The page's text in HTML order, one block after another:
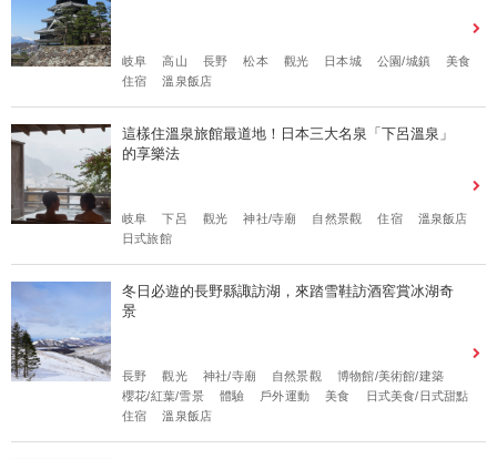
岐阜 高山 長野 松本 觀光 日本城 公園/城鎮
美食
住宿
溫泉飯店
這樣住溫泉旅館最道地！日本三大名泉「下呂溫泉」
的享樂法
岐阜 下呂 觀光 神社/寺廟 自然景觀 住宿
溫泉飯店
日式旅館
冬日必遊的長野縣諏訪湖，來踏雪鞋訪酒窖賞冰湖奇
景
長野 觀光 神社/寺廟 自然景觀
博物館/美術館/建築
櫻花/紅葉/雪景
體驗 戶外運動 美食
日式美食/日式甜點
住宿
溫泉飯店